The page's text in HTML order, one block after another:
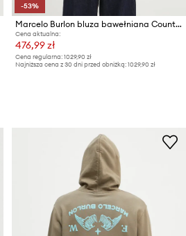
-53%
Marcelo Burlon bluza bawełniana County Angel Boxy Crewneck Black Multico
Cena aktualna:
476,99 zł
Cena regularna: 1029,90 zł
Najniższa cena z 30 dni przed obniżką: 1029,90 zł